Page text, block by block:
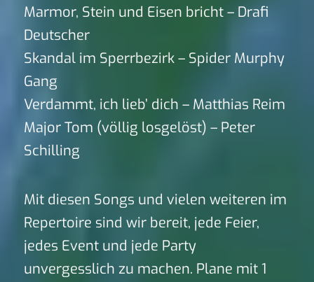
Marmor, Stein und Eisen bricht – Drafi
Deutscher
Skandal im Sperrbezirk – Spider Murphy
Gang
Verdammt, ich lieb’ dich – Matthias Reim
Major Tom (völlig losgelöst) – Peter
Schilling
Mit diesen Songs und vielen weiteren im
Repertoire sind wir bereit, jede Feier,
jedes Event und jede Party
unvergesslich zu machen. Plane mit 1